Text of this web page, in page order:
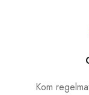
Kom